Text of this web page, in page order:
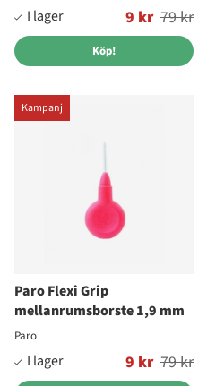
9 kr
Ordinarie pris: 79 kr
Köp!
Kampanj
Paro Flexi Grip
mellanrumsborste 1,9 mm
Paro
9 kr
Ordinarie pris: 79 kr